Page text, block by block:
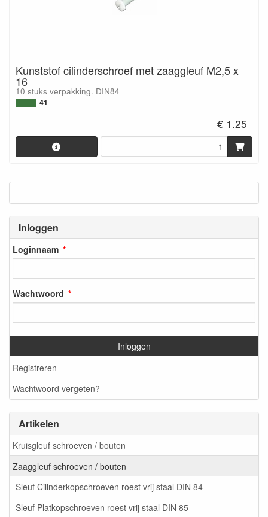
Inloggen
Loginnaam
Wachtwoord
Inloggen
Registreren
Wachtwoord vergeten?
Artikelen
Kruisgleuf schroeven / bouten
Zaaggleuf schroeven / bouten
Sleuf Cilinderkopschroeven roest vrij staal DIN 84
Sleuf Platkopschroeven roest vrij staal DIN 85
Kunststof cilinderschroef met zaaggleuf M2,5 x
16
10 stuks verpakking. DIN84
41
€ 1.25